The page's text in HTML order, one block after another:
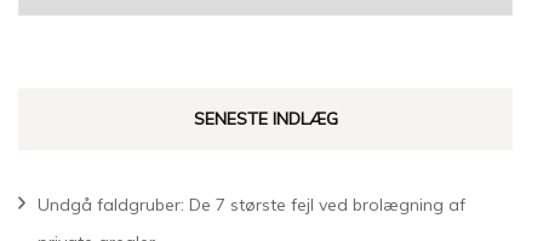
SENESTE INDLÆG
Undgå faldgruber: De 7 største fejl ved brolægning af